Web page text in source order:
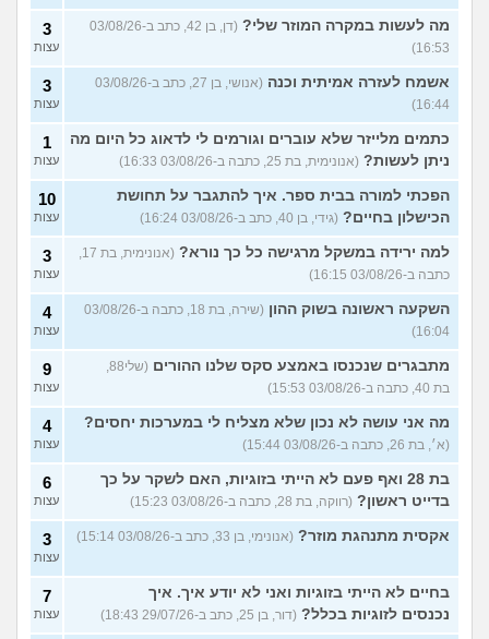
מה לעשות במקרה המוזר שלי?
(דן, בן 42, כתב ב-03/08/26
16:53)
3
עצות
אשמח לעזרה אמיתית וכנה
(אנושי, בן 27, כתב ב-03/08/26
16:44)
3
עצות
כתמים מלייזר שלא עוברים וגורמים לי לדאוג כל היום מה
ניתן לעשות? (אנונימית, בת 25, כתבה ב-03/08/26 16:33)
1
עצות
הפכתי למורה בבית ספר. איך להתגבר על תחושת
הכישלון בחיים? (גידי, בן 40, כתב ב-03/08/26 16:24)
10
עצות
למה ירידה במשקל מרגישה כל כך נורא?
כתבה ב-03/08/26 16:15)
3
עצות
השקעה ראשונה בשוק ההון
(שירה, בת 18, כתבה ב-03/08/26
16:04)
4
עצות
מתבגרים שנכנסו באמצע סקס שלנו ההורים
בת 40, כתבה ב-03/08/26 15:53)
9
עצות
מה אני עושה לא נכון שלא מצליח לי במערכות יחסים?
(א׳, בת 26, כתבה ב-03/08/26 15:44)
4
עצות
בת 28 ואף פעם לא הייתי בזוגיות, האם לשקר על כך
בדייט ראשון? (רווקה, בת 28, כתבה ב-03/08/26 15:23)
6
עצות
אקסית מתנהגת מוזר? (אנונימי, בן 33, כתב ב-03/08/26 15:14) 3
עצות
בחיים לא הייתי בזוגיות ואני לא יודע איך. איך
נכנסים לזוגיות בכלל? (דור, בן 25, כתב ב-29/07/26 18:43)
7
עצות